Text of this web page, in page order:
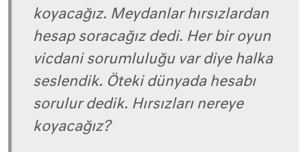
koyacağız. Meydanlar hırsızlardan
hesap soracağız dedi. Her bir oyun
vicdani sorumluluğu var diye halka
seslendik. Öteki dünyada hesabı
sorulur dedik. Hırsızları nereye
koyacağız?